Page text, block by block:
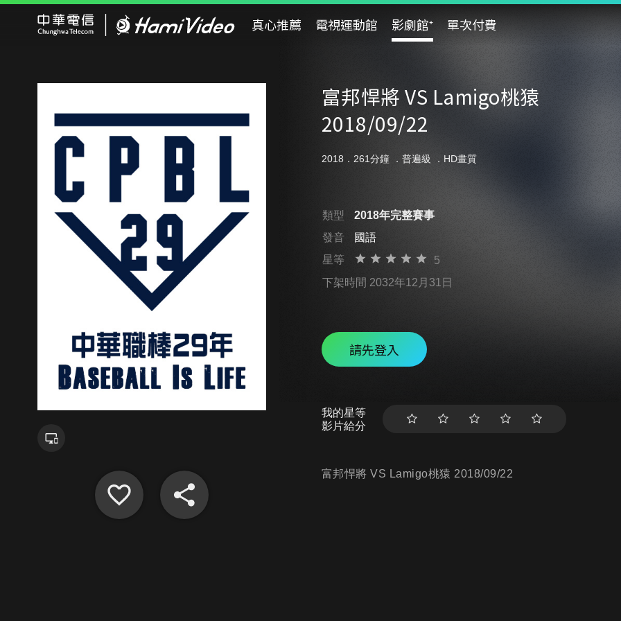
真心推薦 電視運動館 影劇館⁺ 單次付費
富邦悍將 VS Lamigo桃猿
2018/09/22
2018．261分鐘 ． 普遍級 ．HD畫質
類型
2018年完整賽事
發音
國語
星等
5
下架時間 2032年12月31日
請先登入
我的星等
影片給分
富邦悍將 VS Lamigo桃猿 2018/09/22